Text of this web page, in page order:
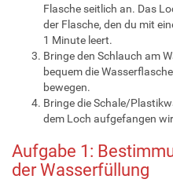
Flasche seitlich an. Das
der Flasche, den du mit
1 Minute leert.
Bringe den Schlauch am
bequem die
bewegen.
Bringe die Schale/
dem Loch aufgefangen
Aufgabe 1:
der Wasserfüllung